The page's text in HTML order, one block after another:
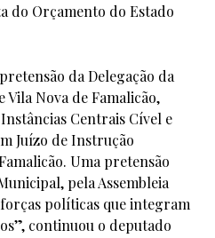
do Orçamento do Estado
da Delegação da
Vila Nova de Famalicão,
Centrais Cível e
Juízo de Instrução
Uma pretensão
pela Assembleia
políticas que integram
continuou o deputado